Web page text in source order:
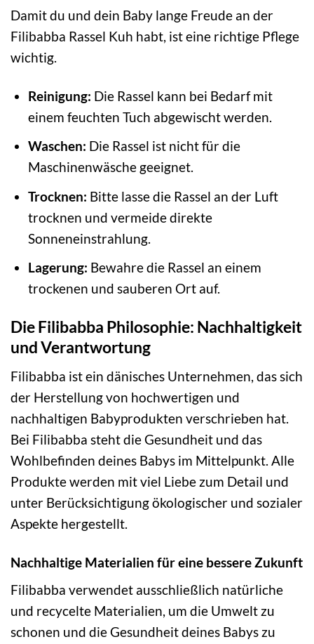
Damit du und dein Baby lange Freude an der
Filibabba Rassel Kuh habt, ist eine richtige Pflege
wichtig.
Reinigung: Die Rassel kann bei Bedarf mit
einem feuchten Tuch abgewischt werden.
Waschen: Die Rassel ist nicht für die
Maschinenwäsche geeignet.
Trocknen: Bitte lasse die Rassel an der Luft
trocknen und vermeide direkte
Sonneneinstrahlung.
Lagerung: Bewahre die Rassel an einem
trockenen und sauberen Ort auf.
Die Filibabba Philosophie: Nachhaltigkeit
und Verantwortung
Filibabba ist ein dänisches Unternehmen, das sich
der Herstellung von hochwertigen und
nachhaltigen Babyprodukten verschrieben hat.
Bei Filibabba steht die Gesundheit und das
Wohlbefinden deines Babys im Mittelpunkt. Alle
Produkte werden mit viel Liebe zum Detail und
unter Berücksichtigung ökologischer und sozialer
Aspekte hergestellt.
Nachhaltige Materialien für eine bessere Zukunft
Filibabba verwendet ausschließlich natürliche
und recycelte Materialien, um die Umwelt zu
schonen und die Gesundheit deines Babys zu